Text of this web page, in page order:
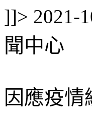
]]> 2021-
聞中心
因應疫